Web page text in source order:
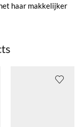
haar makkelijker